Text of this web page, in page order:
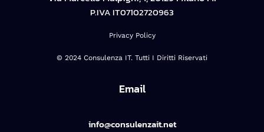
P.IVA IT07102720963
Privacy Policy
© 2024 Consulenza IT. Tutti I Diritti Riservati
Email
info@consulenzait.net